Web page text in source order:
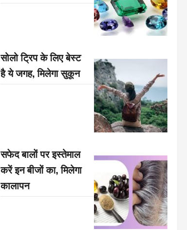
सोलो ट्रिप के लिए बेस्ट
है ये जगह, मिलेगा सुकून
सफेद बालों पर इस्तेमाल
करें इन बीजों का, मिलेगा
कालापन